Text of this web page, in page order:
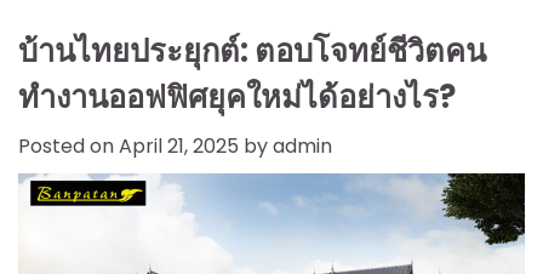
บ้านไทยประยุกต์: ตอบโจทย์ชีวิตคน
ทำงานออฟฟิศยุคใหม่ได้อย่างไร?
Posted onApril 21, 2025 byadmin